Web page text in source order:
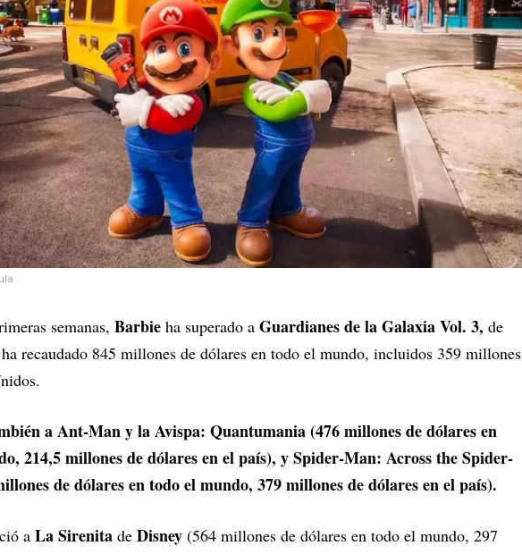
semanas, Barbie ha superado a Guardianes de la Galaxia Vol. 3, de
recaudado 845 millones de dólares en todo el mundo, incluidos 359 millones
a Ant-Man y la Avispa: Quantumania (476 millones de dólares en
214,5 millones de dólares en el país), y Spider-Man: Across the Spider-
de dólares en todo el mundo, 379 millones de dólares en el país).
a La Sirenita de Disney (564 millones de dólares en todo el mundo, 297